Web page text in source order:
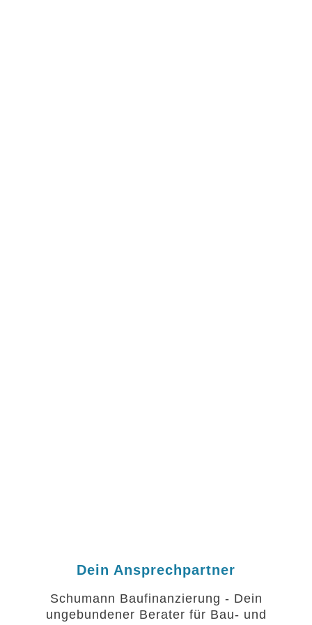
Dein Ansprechpartner
Schumann Baufinanzierung - Dein
ungebundener Berater für Bau- und